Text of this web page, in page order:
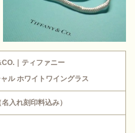
｜ティファニー
ルホワイトワイングラス
名入れ刻印料込み）